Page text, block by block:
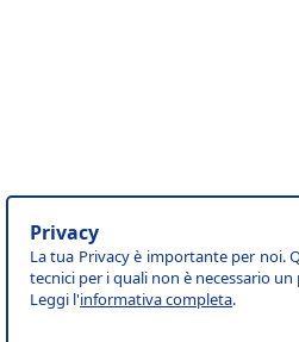
Privacy
La tua Privacy è importante per noi.
tecnici per i quali non è necessario
Leggi l'informativa completa.